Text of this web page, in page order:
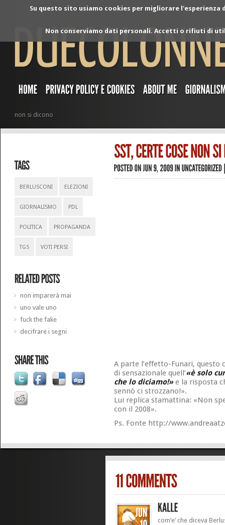
Su questo sito usiamo cookies per migliorare
Non conserviamo dati personali. Accetti o rifiuti di
non si dicono
BERLUSCONI ELEZIONI
GIORNALISMO PDL
POLITICA PROPAGANDA
TG5 VOTI PERSI
non imparerà mai
uno vale uno
fuck the fake
decifrare i segni
A parte l’effetto-Funari, questo
di sensazionale quell’«è solo
che lo diciamo!»e la risposta
sennò ci strozzano!».
Lui replica stamattina: «Non
con il 2008».
Ps. Fonte http://
com’e’ che diceva